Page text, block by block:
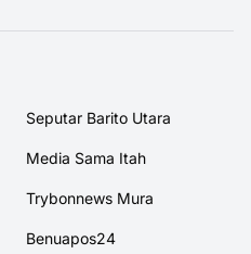
Seputar Barito Utara
Media Sama Itah
Trybonnews Mura
Benuapos24